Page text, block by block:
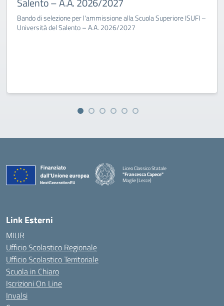
Bando di selezione per l'ammissione alla Scuola Superiore ISUFI –
Università del Salento – A.A. 2026/2027
Liceo Classico Statale
"Francesca Capece"
Maglie (Lecce)
Link Esterni
MIUR
Ufficio Scolastico Regionale
Ufficio Scolastico Territoriale
Scuola in Chiaro
Iscrizioni On Line
Invalsi